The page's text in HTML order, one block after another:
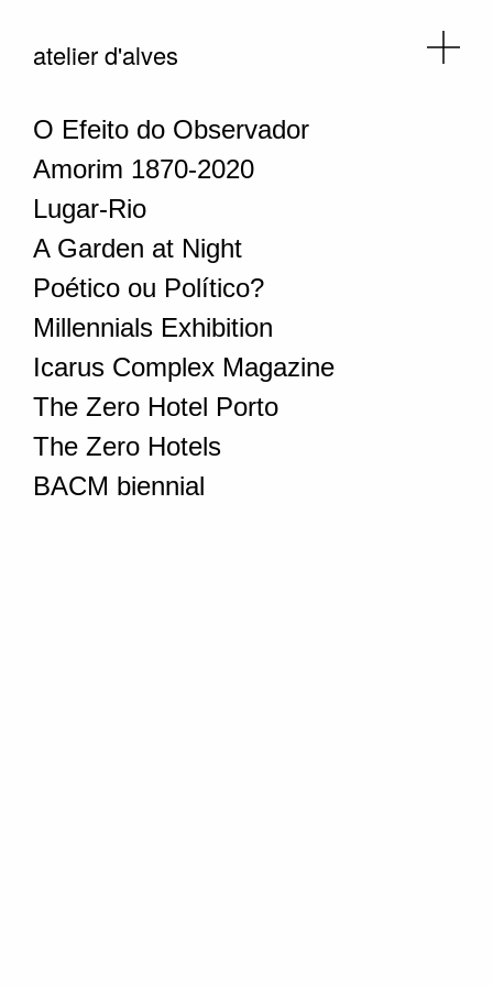
atelier d'alves
O Efeito do Observador
Amorim 1870-2020
Lugar-Rio
A Garden at Night
Poético ou Político?
Millennials Exhibition
Icarus Complex Magazine
The Zero Hotel Porto
The Zero Hotels
BACM biennial